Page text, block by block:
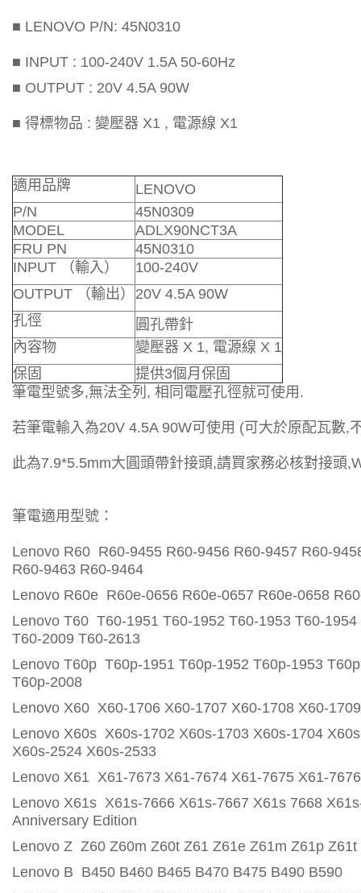
■ LENOVO P/N: 45N0310
■ INPUT : 100-240V 1.5A 50-60Hz
■ OUTPUT : 20V 4.5A 90W
■ 得標物品 : 變壓器 X1 , 電源線 X1
適用品牌
LENOVO
P/N
45N0309
MODEL
ADLX90NCT3A
FRU PN
45N0310
INPUT （輸入）
100-240V
OUTPUT （輸出） 20V 4.5A 90W
孔徑
圓孔帶針
內容物
變壓器 X 1, 電源線 X 1
保固
提供3個月保固
筆電型號多,無法全列, 相同電壓孔徑就可使用.
若筆電輸入為20V 4.5A 90W可使用 (可大於原配瓦數,
此為7.9*5.5mm大圓頭帶針接頭,請買家務必核對接頭
筆電適用型號：
Lenovo R60 R60-9455 R60-9456 R60-9457 R60-
R60-9463 R60-9464
Lenovo R60e R60e-0656 R60e-0657 R60e-0658
Lenovo T60 T60-1951 T60-1952 T60-1953 T60-
T60-2009 T60-2613
Lenovo T60p T60p-1951 T60p-1952 T60p-1953
T60p-2008
Lenovo X60 X60-1706 X60-1707 X60-1708 X60-
Lenovo X60s X60s-1702 X60s-1703 X60s-1704
X60s-2524 X60s-2533
Lenovo X61 X61-7673 X61-7674 X61-7675 X61-
Lenovo X61s X61s-7666 X61s-7667 X61s 7668
Anniversary Edition
Lenovo Z Z60 Z60m Z60t Z61 Z61e Z61m Z61p Z61t
Lenovo B B450 B460 B465 B470 B475 B490 B590